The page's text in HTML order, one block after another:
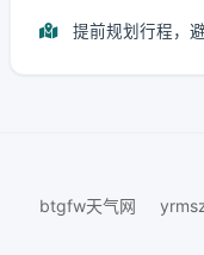
提前规划行程，
btgfw天气网